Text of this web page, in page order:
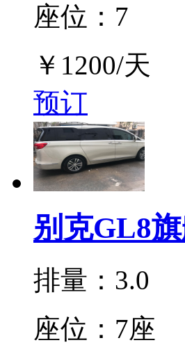
座位：7
￥ 1200/天
预订
别克GL8
排量：3.0
座位：7座